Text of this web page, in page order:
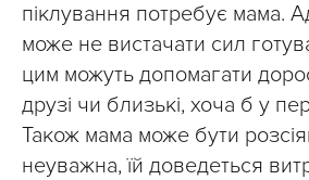
піклування потребує мама.
може не вистачати сил
цим можуть допомагати
друзі чи близькі, хоча б у
Також мама може бути
неуважна, їй доведеться